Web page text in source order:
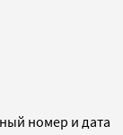
номер и дата